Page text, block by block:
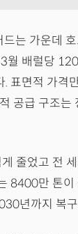
는 가운데
월 배럴당
표면적 가격
공급 구조는
줄었고 전
8400만 톤이
년까지 복